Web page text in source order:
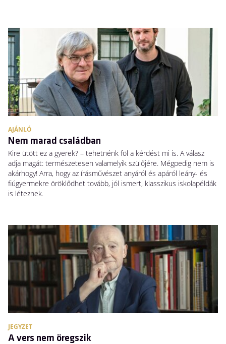
AJÁNLÓ
Nem marad családban
Kire ütött ez a gyerek? – tehetnénk föl a kérdést mi is. A válasz
adja magát: természetesen valamelyik szülőjére. Mégpedig nem is
akárhogy! Arra, hogy az írásművészet anyáról és apáról leány- és
fiúgyermekre öröklődhet tovább, jól ismert, klasszikus iskolapéldák
is léteznek.
JEGYZET
A vers nem öregszik